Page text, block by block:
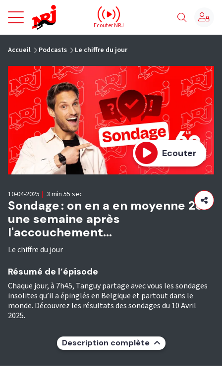
NRJ - Accueil
Ecouter NRJ
Accueil Podcasts Le chiffre du jour
Ecouter
Sondage : on en a en moyenne 267
une semaine après
l'accouchement...
Le chiffre du jour
10-04-2025 | 3 min 55 sec
Résumé de l’épisode
Chaque jour, à 7h45, Tanguy partage avec vous les sondages
insolites qu’il a épinglés en Belgique et partout dans le
monde. Découvrez les résultats des sondages du 10 Avril
2025.
Description complète